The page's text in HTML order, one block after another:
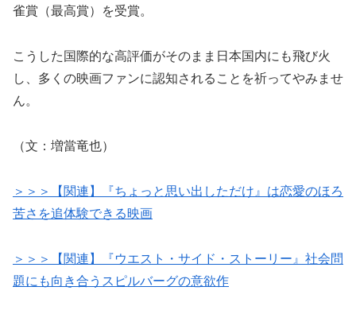
雀賞（最高賞）を受賞。
こうした国際的な高評価がそのまま日本国内にも飛び火
し、多くの映画ファンに認知されることを祈ってやみませ
ん。
（文：増當竜也）
＞＞＞【関連】『ちょっと思い出しただけ』は恋愛のほろ
苦さを追体験できる映画
＞＞＞【関連】『ウエスト・サイド・ストーリー』社会問
題にも向き合うスピルバーグの意欲作